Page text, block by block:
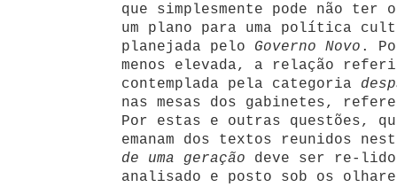
que simplesmente pode não ter
um plano para uma política
planejada pelo Governo Novo .
menos elevada, a relação
contemplada pela categoria
nas mesas dos gabinetes,
Por estas e outras questões,
emanam dos textos reunidos
de uma geração deve ser re-
analisado e posto sob os